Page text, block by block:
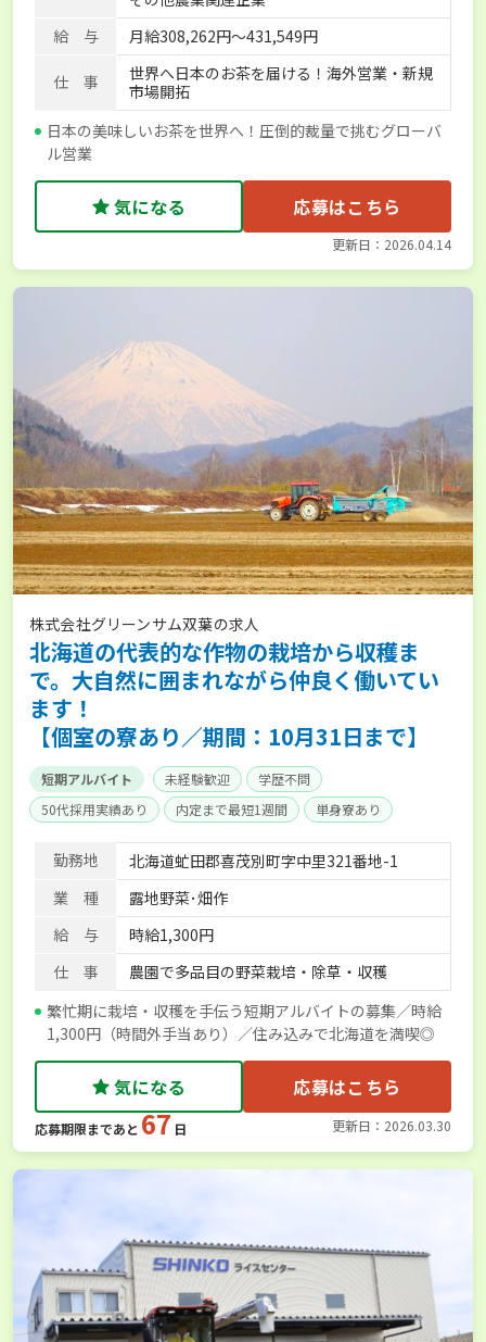
給 与
月給308,262円〜431,549円
仕 事
世界へ日本のお茶を届ける！海外営業・新規
市場開拓
日本の美味しいお茶を世界へ！圧倒的裁量で挑むグローバ
ル営業
気になる 応募はこちら
更新日：2026.04.14
株式会社グリーンサム双葉の求人
北海道の代表的な作物の栽培から収穫ま
で。大自然に囲まれながら仲良く働いてい
ます！
【個室の寮あり／期間：10月31日まで】
短期アルバイト 未経験歓迎
学歴不問
50代採用実績あり
内定まで最短1週間 単身寮あり
勤務地
北海道虻田郡喜茂別町字中里321番地-1
業 種
露地野菜･畑作
給 与
時給1,300円
仕 事
農園で多品目の野菜栽培・除草・収穫
繁忙期に栽培・収穫を手伝う短期アルバイトの募集／時給
1,300円（時間外手当あり）／住み込みで北海道を満喫◎
気になる 応募はこちら
応募期限まであと 67 日 更新日：2026.03.30